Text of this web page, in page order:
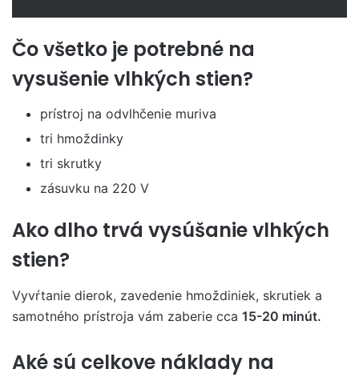
Čo všetko je potrebné na
vysušenie vlhkých stien?
prístroj na odvlhčenie muriva
tri hmoždinky
tri skrutky
zásuvku na 220 V
Ako dlho trvá vysúšanie vlhkých
stien?
Vyvŕtanie dierok, zavedenie hmoždiniek, skrutiek a
samotného prístroja vám zaberie cca 15-20 minút.
Aké sú celkove náklady na